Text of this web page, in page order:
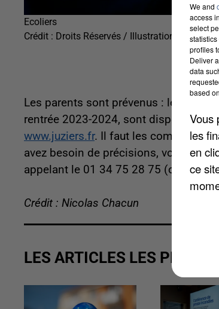
Ecoliers
Crédit : Droits Réservés / Illustration
Les parents sont prévenus : les
rentrée 2023-2024, sont disponibles
www.juziers.fr. Il faut les compléter et
avez besoin de précisions, vous
appelant le 01 34 75 28 75 (ou le 07
Crédit : Nicolas Chacun
LES ARTICLES LES PLUS
We and
access
select
profiles
Deliver
data
based
Vous
les
en
ce